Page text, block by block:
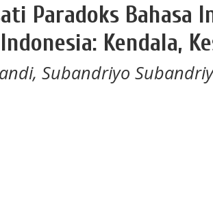
Paradoks Bahasa
Kendala,
Subandriyo